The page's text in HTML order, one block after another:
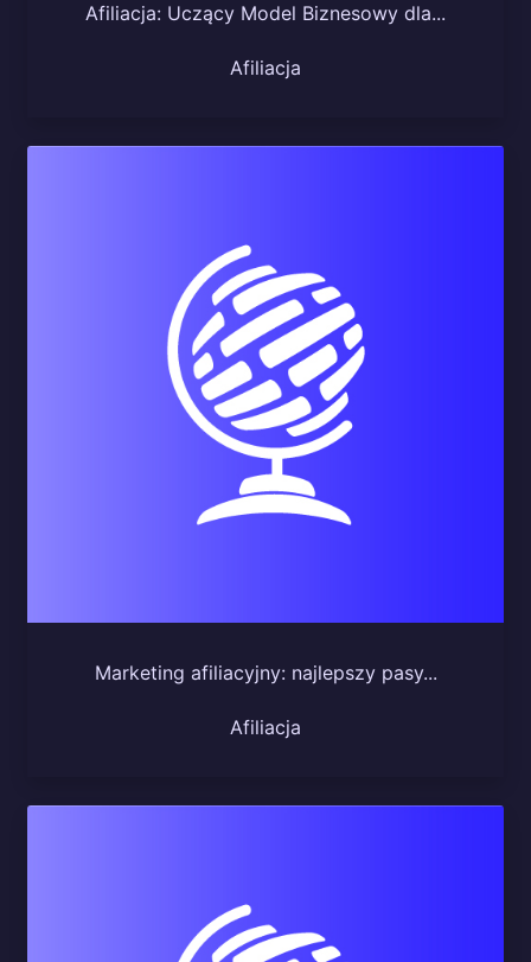
Afiliacja: Uczący Model Biznesowy dla...
Afiliacja
Marketing afiliacyjny: najlepszy pasy...
Afiliacja